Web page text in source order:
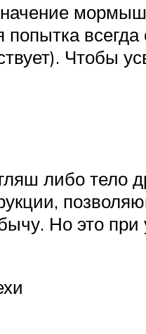
всегда
Чтобы
либо тело
Но это при